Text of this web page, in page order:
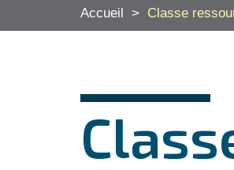
Accueil > Classe